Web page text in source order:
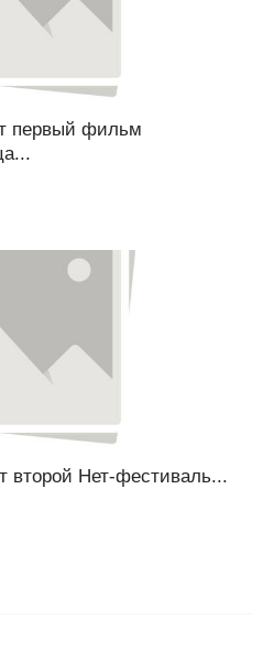
первый фильм
второй Нет-фестиваль...